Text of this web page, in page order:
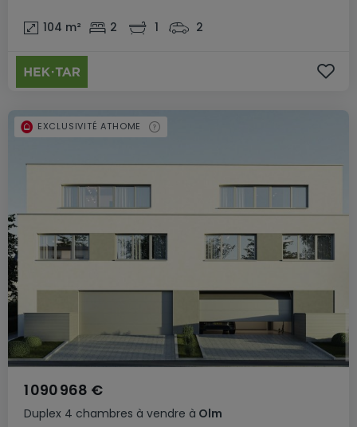
104 m² 2 1 2
Duplex 4 chambres à vendre à Olm
1 090 968 €
EXCLUSIVITÉ ATHOME